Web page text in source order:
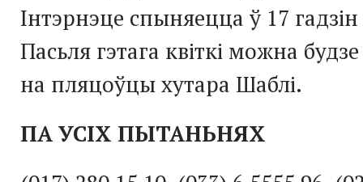
Інтэрнэце спыняецца ў 17
Пасьля гэтага квіткі можна
на пляцоўцы хутара Шаблі.
ПА УСІХ ПЫТАНЬНЯХ